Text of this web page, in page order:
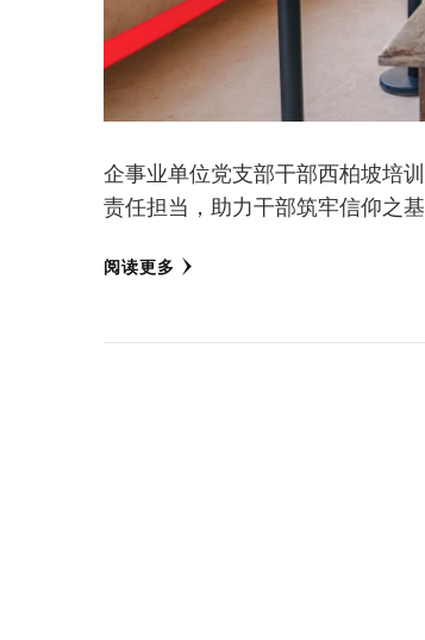
企事业单位党支部干部西柏坡培
责任担当，助力干部筑牢信仰之
阅读更多